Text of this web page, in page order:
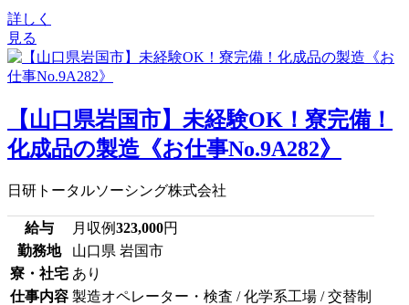
詳しく
見る
【山口県岩国市】未経験OK！寮完備！
化成品の製造《お仕事No.9A282》
日研トータルソーシング株式会社
給与 月収例323,000円
勤務地
山口県 岩国市
寮・社宅 あり
仕事内容 製造オペレーター・検査 / 化学系工場 / 交替制